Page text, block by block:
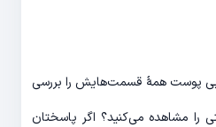
پوست همۀ قسمت‌هایش را بررسی
مشاهده می‌کنید؟ اگر پاسختان